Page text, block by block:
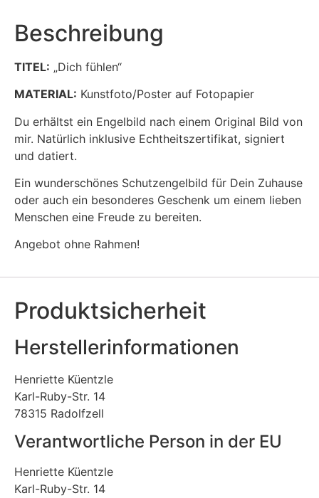
Beschreibung
TITEL: „Dich fühlen“
MATERIAL: Kunstfoto/Poster auf Fotopapier
Du erhältst ein Engelbild nach einem Original Bild von
mir. Natürlich inklusive Echtheitszertifikat, signiert
und datiert.
Ein wunderschönes Schutzengelbild für Dein Zuhause
oder auch ein besonderes Geschenk um einem lieben
Menschen eine Freude zu bereiten.
Angebot ohne Rahmen!
Produktsicherheit
Herstellerinformationen
Henriette Küentzle
Karl-Ruby-Str. 14
78315 Radolfzell
Verantwortliche Person in der EU
Henriette Küentzle
Karl-Ruby-Str. 14